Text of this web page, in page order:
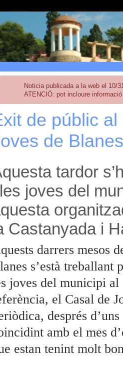
Noticia publicada a la web el 10/
ATENCIÓ: pot incloure
de públic al
de Blanes
tardor
joves del
Castanyada i
darrers mesos
s’està treballant
joves del municipi al
el Casal de
després
amb el mes
estan tenint molt